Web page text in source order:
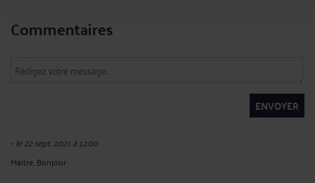
Commentaires
ENVOYER
- le 22 sept. 2021 à 12:00
Maitre, Bonjour